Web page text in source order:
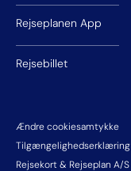
Rejseplanen App
Rejsebillet
Ændre cookiesamtykke
Tilgængelighedserklæring
Rejsekort & Rejseplan A/S